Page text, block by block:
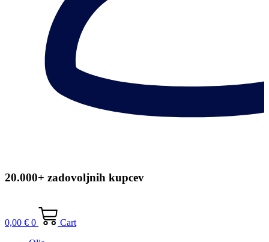
20.000+ zadovoljnih kupcev
0,00 € 0
Cart